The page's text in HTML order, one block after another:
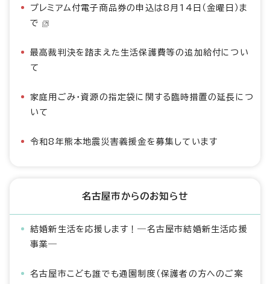
プレミアム付電子商品券の申込は8月14日（金曜日）ま
で
最高裁判決を踏まえた生活保護費等の追加給付につい
て
家庭用ごみ・資源の指定袋に関する臨時措置の延長につ
いて
令和8年熊本地震災害義援金を募集しています
名古屋市からのお知らせ
結婚新生活を応援します！―名古屋市結婚新生活応援
事業―
名古屋市こども誰でも通園制度（保護者の方へのご案